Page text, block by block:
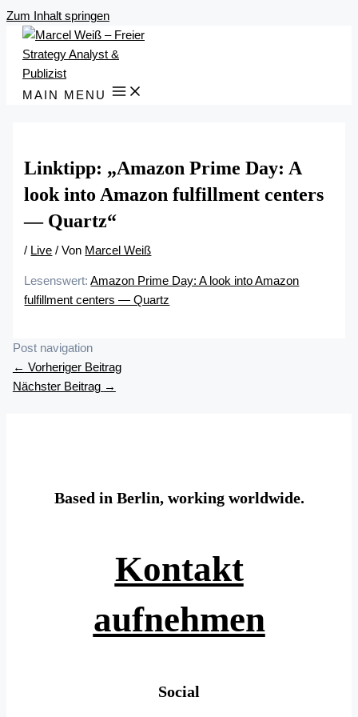
Zum Inhalt springen
MAIN MENU
Linktipp: „Amazon Prime Day: A
look into Amazon fulfillment centers
— Quartz“
/ Live / Von Marcel Weiß
Lesenswert:Amazon Prime Day: A look into Amazon
fulfillment centers — Quartz
Post navigation
← Vorheriger Beitrag
Nächster Beitrag →
Based in Berlin, working worldwide.
Kontakt
aufnehmen
Social